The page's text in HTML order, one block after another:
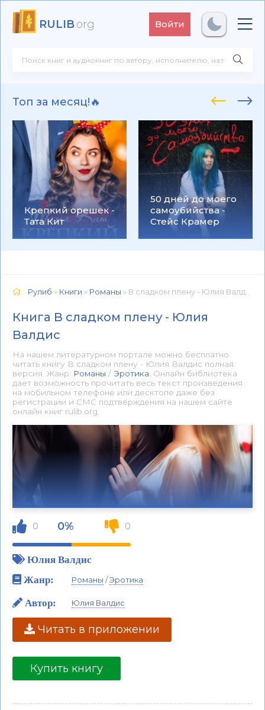
RULIB.org Войти
Топ за месяц!🔥
Крепкий орешек -
Тата Кит
50 дней до моего
самоубийства -
Стейс Крамер
Рулиб » Книги » Романы » В сладком плену - Юлия Валдис 📕 - Книга онлайн бесплатно
Книга В сладком плену - Юлия
Валдис
На нашем литературном портале можно бесплатно
читать книгу В сладком плену - Юлия Валдис полная
версия. Жанр: Романы / Эротика . Онлайн библиотека
дает возможность прочитать весь текст произведения
на мобильном телефоне или десктопе даже без
регистрации и СМС подтверждения на нашем сайте
онлайн книг rulib.org.
0 0% 0
Юлия Валдис
Жанр:
Романы /Эротика
Автор: Юлия Валдис
Читать в приложении
Купить книгу